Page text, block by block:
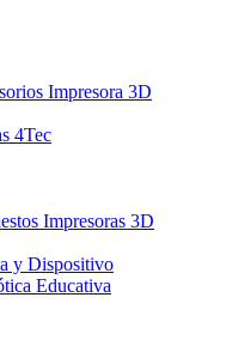
Impresora 3D
4Tec
Impresoras 3D
y Dispositivo
Educativa